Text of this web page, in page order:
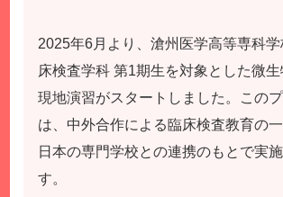
2025年6月より、滄州医学高等専科
床検査学科 第1期生を対象とした微
現地演習がスタートしました。この
は、中外合作による臨床検査教育の一
日本の専門学校との連携のもとで実
す。